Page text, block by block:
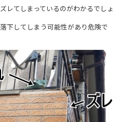
レてしまっているのがわかるでしょ
下してしまう可能性があり危険で